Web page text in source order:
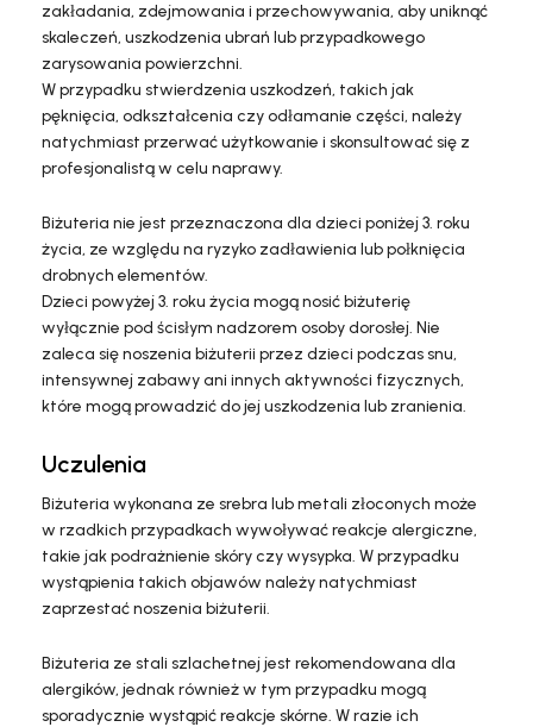
zakładania, zdejmowania i przechowywania, aby uniknąć
skaleczeń, uszkodzenia ubrań lub przypadkowego
zarysowania powierzchni.
W przypadku stwierdzenia uszkodzeń, takich jak
pęknięcia, odkształcenia czy odłamanie części, należy
natychmiast przerwać użytkowanie i skonsultować się z
profesjonalistą w celu naprawy.
Biżuteria nie jest przeznaczona dla dzieci poniżej 3. roku
życia, ze względu na ryzyko zadławienia lub połknięcia
drobnych elementów.
Dzieci powyżej 3. roku życia mogą nosić biżuterię
wyłącznie pod ścisłym nadzorem osoby dorosłej. Nie
zaleca się noszenia biżuterii przez dzieci podczas snu,
intensywnej zabawy ani innych aktywności fizycznych,
które mogą prowadzić do jej uszkodzenia lub zranienia.
Uczulenia
Biżuteria wykonana ze srebra lub metali złoconych może
w rzadkich przypadkach wywoływać reakcje alergiczne,
takie jak podrażnienie skóry czy wysypka. W przypadku
wystąpienia takich objawów należy natychmiast
zaprzestać noszenia biżuterii.
Biżuteria ze stali szlachetnej jest rekomendowana dla
alergików, jednak również w tym przypadku mogą
sporadycznie wystąpić reakcje skórne. W razie ich